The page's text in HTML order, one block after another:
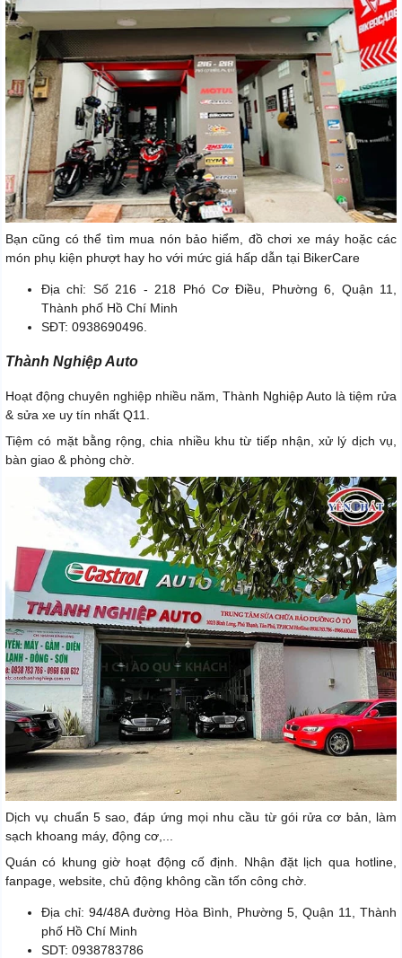
Bạn cũng có thể tìm mua nón bảo hiểm, đồ chơi xe máy hoặc các
món phụ kiện phượt hay ho với mức giá hấp dẫn tại BikerCare
Địa chỉ: Số 216 - 218 Phó Cơ Điều, Phường 6, Quận 11,
Thành phố Hồ Chí Minh
SĐT: 0938690496.
Thành Nghiệp Auto
Hoạt động chuyên nghiệp nhiều năm, Thành Nghiệp Auto là tiệm rửa
& sửa xe uy tín nhất Q11.
Tiệm có mặt bằng rộng, chia nhiều khu từ tiếp nhận, xử lý dịch vụ,
bàn giao & phòng chờ.
Dịch vụ chuẩn 5 sao, đáp ứng mọi nhu cầu từ gói rửa cơ bản, làm
sạch khoang máy, động cơ,...
Quán có khung giờ hoạt động cố định. Nhận đặt lịch qua hotline,
fanpage, website, chủ động không cần tốn công chờ.
Địa chỉ: 94/48A đường Hòa Bình, Phường 5, Quận 11, Thành
phố Hồ Chí Minh
SDT: 0938783786